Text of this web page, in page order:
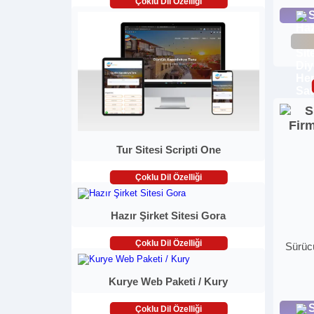
Tur Sitesi Scripti One
Çoklu Dil Özelliği
Hazır Şirket Sitesi Gora
Çoklu Dil Özelliği
Kurye Web Paketi / Kury
Çoklu Dil Özelliği